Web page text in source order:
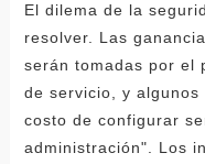
El dilema de la
resolver. Las
serán tomadas por el
de servicio, y
costo de configurar
administración". Los